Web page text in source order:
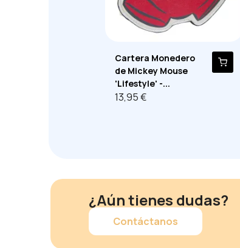
Cartera Monedero
de Mickey Mouse
'Lifestyle' -...
13,95 €
¿Aún tienes dudas?
Contáctanos